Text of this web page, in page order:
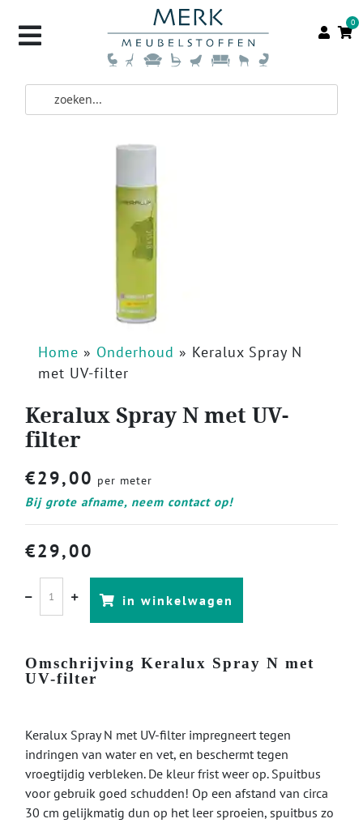
0
Home » Onderhoud » Keralux Spray N
met UV-filter
Keralux Spray N met UV-
filter
€29,00 per meter
Bij grote afname, neem contact op!
€29,00
in winkelwagen
Omschrijving Keralux Spray N met
UV-filter
Keralux Spray N met UV-filter impregneert tegen
indringen van water en vet, en beschermt tegen
vroegtijdig verbleken. De kleur frist weer op. Spuitbus
voor gebruik goed schudden! Op een afstand van circa
30 cm gelijkmatig dun op het leer sproeien, spuitbus zo